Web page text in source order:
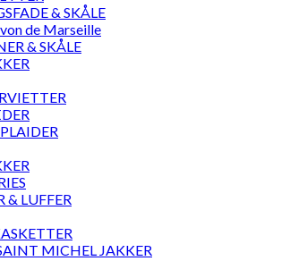
& SKÅLE
de Marseille
& SKÅLE
& LUFFER
MICHEL JAKKER